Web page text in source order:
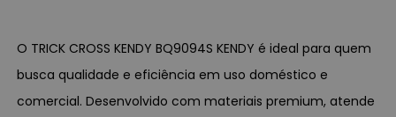
O TRICK CROSS KENDY BQ9094S KENDY é ideal para quem
busca qualidade e eficiência em uso doméstico e
comercial. Desenvolvido com materiais premium, atende